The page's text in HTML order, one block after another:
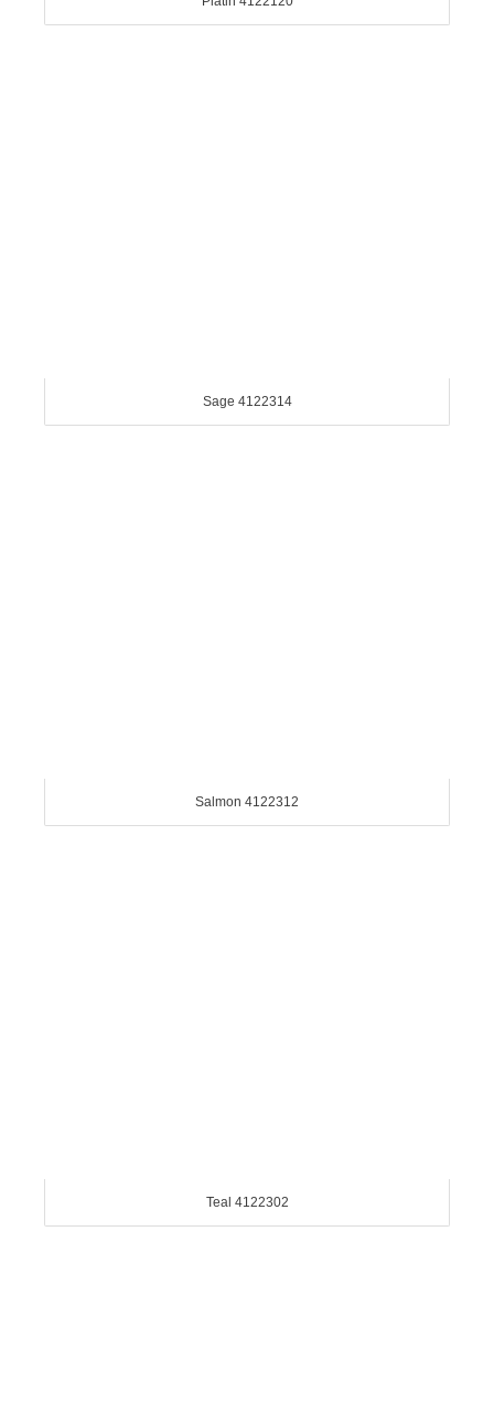
Sage 4122314
Salmon 4122312
Teal 4122302